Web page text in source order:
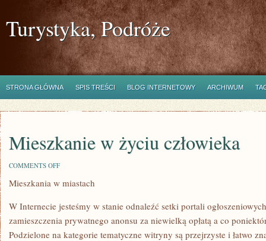
Turystyka, Podróże
STRONA GŁÓWNA SPIS TREŚCI BLOG INTERNETOWY ARCHIWUM
Mieszkanie w życiu człowieka
COMMENTS OFFON
W
Mieszkania w miastach
W Internecie jesteśmy w stanie odnaleźć setki portali
zamieszczenia prywatnego anonsu za niewielką opłatą a co
Podzielone na kategorie tematyczne witryny są przejrzyste i łatwo